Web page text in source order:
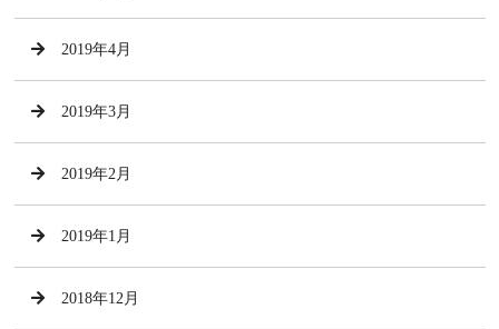
2019年4月
2019年3月
2019年2月
2019年1月
2018年12月